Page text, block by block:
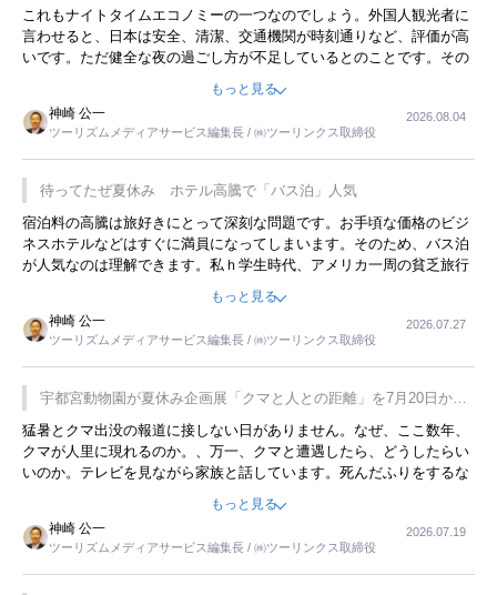
これもナイトタイムエコノミーの一つなのでしょう。外国人観光者に
言わせると、日本は安全、清潔、交通機関が時刻通りなど、評価が高
いです。ただ健全な夜の過ごし方が不足しているとのことです。その
ような意味で、金曜夜にこのようなイベントが行われれば、日本人に
限らず外国人にとっても楽しみが増えるでしょうね。
もっと見る
神崎 公一
ツーリズムメディアサービス編集長 / ㈱ツーリンクス取締役
2026.08.04
待ってたぜ夏休み ホテル高騰で「バス泊」人気
宿泊料の高騰は旅好きにとって深刻な問題です。お手頃な価格のビジ
ネスホテルなどはすぐに満員になってしまいます。そのため、バス泊
が人気なのは理解できます。私ｈ学生時代、アメリカ一周の貧乏旅行
をした時は、移動はグレイハウンドバスでした。夕方から夜の便を利
用してホテル代を浮かせていました。ただし、若いからできたことで
す。若い人が夜行バスで京都に行った、青森に行ったと聞くと、疲れ
が残らないのかなと思ってしまいます。
もっと見る
神崎 公一
ツーリズムメディアサービス編集長 / ㈱ツーリンクス取締役
2026.07.27
宇都宮動物園が夏休み企画展「クマと人との距離」を7月20日から
開催
猛暑とクマ出没の報道に接しない日がありません。なぜ、ここ数年、
クマが人里に現れるのか。、万一、クマと遭遇したら、どうしたらい
いのか。テレビを見ながら家族と話しています。死んだふりをするな
んてことは、冗談でもいえません。そんな中で、この企画展はタイム
もっと見る
神崎 公一
ツーリズムメディアサービス編集長 / ㈱ツーリンクス取締役
2026.07.19